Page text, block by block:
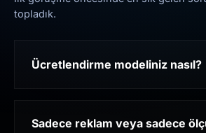
topladık.
Ücretlendirme modeliniz nasıl?
Sadece reklam veya sadece